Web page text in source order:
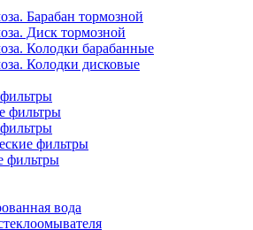
Барабан тормозной
Диск тормозной
Колодки барабанные
Колодки дисковые
фильтры
фильтры
фильтры
вода